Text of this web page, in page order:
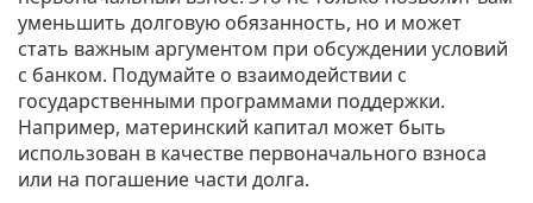
уменьшить долговую обязанность, но и может
стать важным аргументом при обсуждении условий
с банком. Подумайте о взаимодействии с
государственными программами поддержки.
Например, материнский капитал может быть
использован в качестве первоначального взноса
или на погашение части долга.